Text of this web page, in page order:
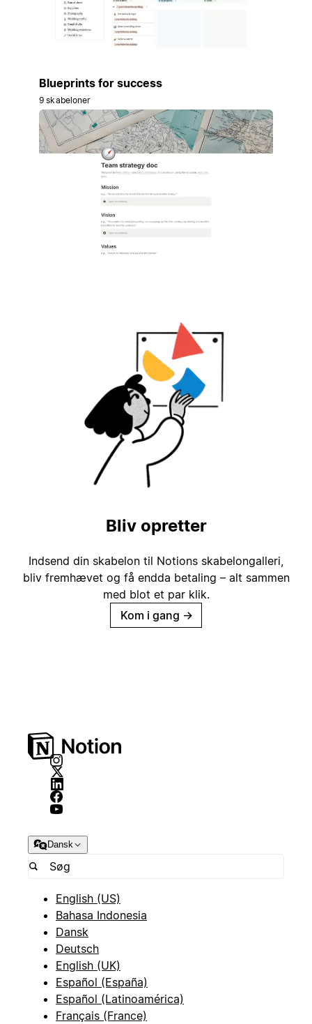
Blueprints for success
9 skabeloner
Bliv opretter
Indsend din skabelon til Notions skabelongalleri,
bliv fremhævet og få endda betaling – alt sammen
med blot et par klik.
Kom i gang →
Dansk
English (US)
Bahasa Indonesia
Dansk
Deutsch
English (UK)
Español (España)
Español (Latinoamérica)
Français (France)